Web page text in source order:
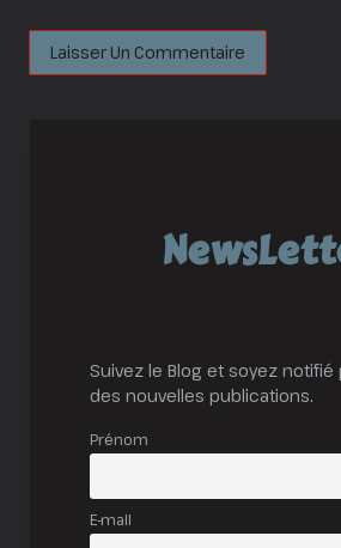
Suivez le Blog et soyez notifié
des nouvelles publications.
Prénom
E-mail